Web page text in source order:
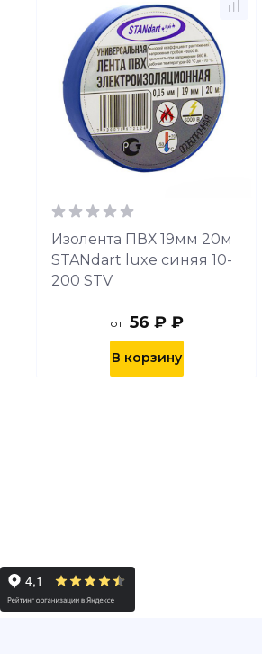
Изолента ПВХ 19мм 20м
STANdart luxe синяя 10-
200 STV
от 56 ₽ ₽
В корзину